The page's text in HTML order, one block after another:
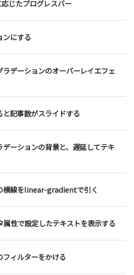
じたプログレスバー
ンにする
デーションのオーバーレイエフェ
記事数がスライドする
ーションの背景と、遅延してテキ
横線をlinear-gradientで引く
性で設定したテキストを表示する
ィルターをかける